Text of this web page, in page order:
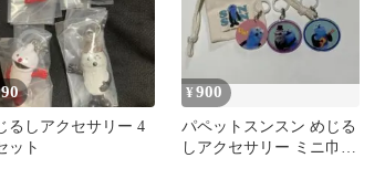
るしアクセサリー 4
ット
¥900
パペットスンスン めじる
しアクセサリー ミニ巾着